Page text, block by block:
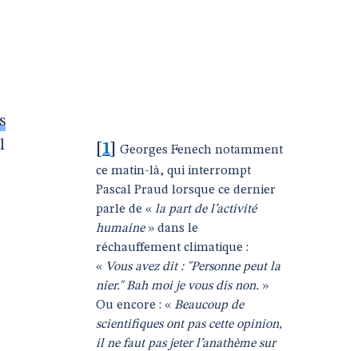
1
Georges Fenech notamment
ce matin-là, qui interrompt
Pascal Praud lorsque ce dernier
parle de « la part de l’activité
humaine» dans le
réchauffement climatique :
« Vous avez dit : "Personne peut la
nier." Bah moi je vous dis non. »
Ou encore : « Beaucoup de
scientifiques ont pas cette opinion,
il ne faut pas jeter l’anathème sur